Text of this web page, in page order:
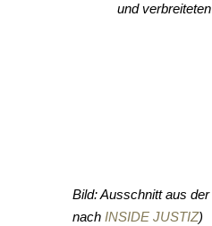
und
Bild: Ausschnitt aus
nach INSIDE JUSTIZ)